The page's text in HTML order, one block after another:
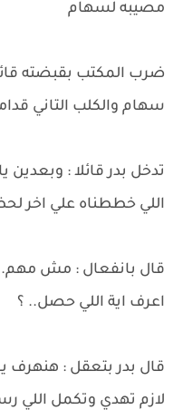
مصيبه لسهام
ضرب المكتب بقبضته
سهام والكلب التاني
تدخل بدر قائلا :
اللي خططناه علي اخر
قال بانفعال : مش
اعرف اية اللي حصل.. ؟
قال بدر بتعقل :
لازم تهدي وتكمل اللي